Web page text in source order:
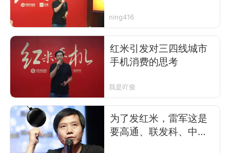
ning416
红米引发对三四线城市
手机消费的思考
我是吖俊
为了发红米，雷军这是
要高通、联发科、中移